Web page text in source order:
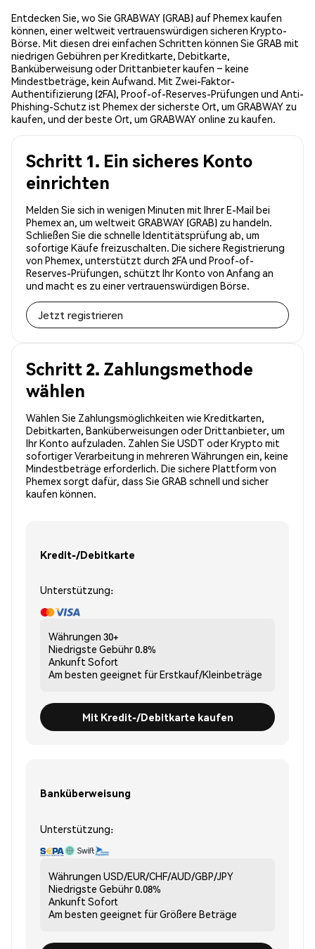
Entdecken Sie, wo Sie GRABWAY (GRAB) auf Phemex kaufen
können, einer weltweit vertrauenswürdigen sicheren Krypto-
Börse. Mit diesen drei einfachen Schritten können Sie GRAB mit
niedrigen Gebühren per Kreditkarte, Debitkarte,
Banküberweisung oder Drittanbieter kaufen – keine
Mindestbeträge, kein Aufwand. Mit Zwei-Faktor-
Authentifizierung (2FA), Proof-of-Reserves-Prüfungen und Anti-
Phishing-Schutz ist Phemex der sicherste Ort, um GRABWAY zu
kaufen, und der beste Ort, um GRABWAY online zu kaufen.
Schritt 1. Ein sicheres Konto
einrichten
Melden Sie sich in wenigen Minuten mit Ihrer E-Mail bei
Phemex an, um weltweit GRABWAY (GRAB) zu handeln.
Schließen Sie die schnelle Identitätsprüfung ab, um
sofortige Käufe freizuschalten. Die sichere Registrierung
von Phemex, unterstützt durch 2FA und Proof-of-
Reserves-Prüfungen, schützt Ihr Konto von Anfang an
und macht es zu einer vertrauenswürdigen Börse.
Jetzt registrieren
Schritt 2. Zahlungsmethode
wählen
Wählen Sie Zahlungsmöglichkeiten wie Kreditkarten,
Debitkarten, Banküberweisungen oder Drittanbieter, um
Ihr Konto aufzuladen. Zahlen Sie USDT oder Krypto mit
sofortiger Verarbeitung in mehreren Währungen ein, keine
Mindestbeträge erforderlich. Die sichere Plattform von
Phemex sorgt dafür, dass Sie GRAB schnell und sicher
kaufen können.
Kredit-/Debitkarte
Unterstützung:
Währungen 30+
Niedrigste Gebühr0.8%
Ankunft Sofort
Am besten geeignet fürErstkauf/Kleinbeträge
Mit Kredit-/Debitkarte kaufen
Banküberweisung
Unterstützung:
Währungen USD/EUR/CHF/AUD/GBP/JPY
Niedrigste Gebühr0.08%
Ankunft Sofort
Am besten geeignet fürGrößere Beträge